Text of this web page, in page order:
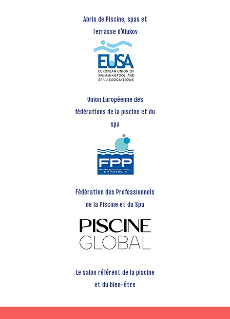
Abris de Piscine, spas et
Terrasse d’Alukov
Union Européenne des
fédérations de la piscine et du
spa
Fédération des Professionnels
de la Piscine et du Spa
Le salon référent de la piscine
et du bien-être